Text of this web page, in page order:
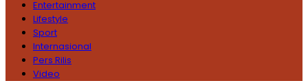
Entertainment
Lifestyle
Sport
Internasional
Pers Rilis
Video